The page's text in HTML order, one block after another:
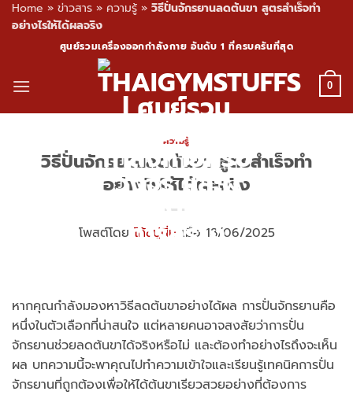
Home » ข่าวสาร » ความรู้ » วิธีปั่นจักรยานลดต้นขา สูตรสำเร็จทำ
อย่างไรให้ได้ผลจริง
content
ศูนย์รวมเครื่องออกกำลังกาย อันดับ 1 ที่ครบครันที่สุด
0
ความรู้
วิธีปั่นจักรยานลดต้นขา สูตรสำเร็จทำ
อย่างไรให้ได้ผลจริง
โพสต์โดย โค้ชปูนิ่ม เมื่อ 18/06/2025
หากคุณกำลังมองหาวิธีลดต้นขาอย่างได้ผล การปั่นจักรยานคือ
หนึ่งในตัวเลือกที่น่าสนใจ แต่หลายคนอาจสงสัยว่าการปั่น
จักรยานช่วยลดต้นขาได้จริงหรือไม่ และต้องทำอย่างไรถึงจะเห็น
ผล บทความนี้จะพาคุณไปทำความเข้าใจและเรียนรู้เทคนิคการปั่น
จักรยานที่ถูกต้องเพื่อให้ได้ต้นขาเรียวสวยอย่างที่ต้องการ